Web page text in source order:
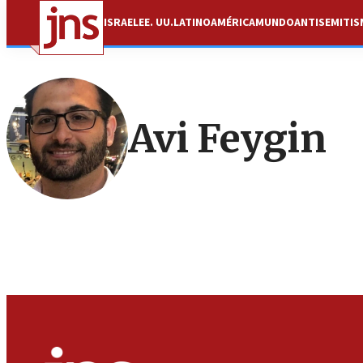
ISRAELEE. UU.LATINOAMÉRICAMUNDO
Avi Feygin